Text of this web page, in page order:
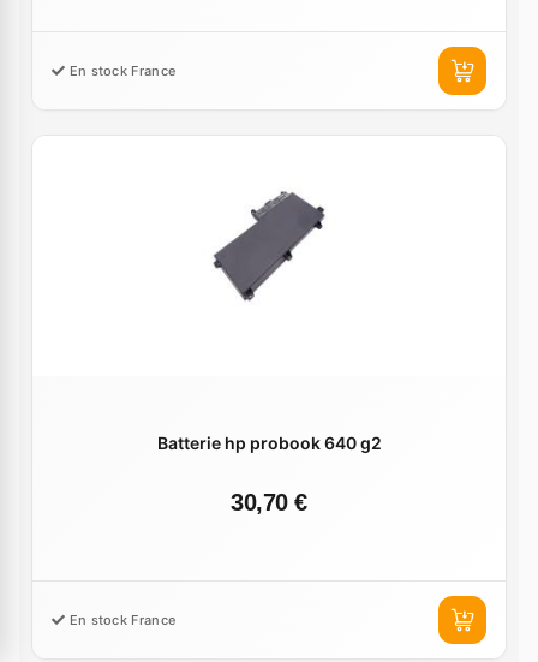
En stock France
Batterie hp probook 640 g2
30,70 €
En stock France